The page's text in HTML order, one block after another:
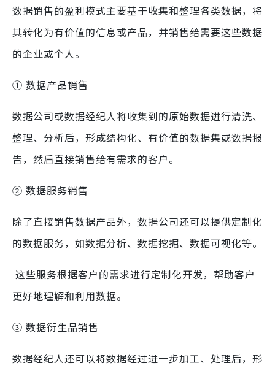
数据销售的盈利模式主要基于收集和整理各类数据，将
其转化为有价值的信息或产品，并销售给需要这些数据
的企业或个人。
① 数据产品销售
数据公司或数据经纪人将收集到的原始数据进行清洗、
整理、分析后，形成结构化、有价值的数据集或数据报
告，然后直接销售给有需求的客户。
② 数据服务销售
除了直接销售数据产品外，数据公司还可以提供定制化
的数据服务，如数据分析、数据挖掘、数据可视化等。
这些服务根据客户的需求进行定制化开发，帮助客户
更好地理解和利用数据。
③ 数据衍生品销售
数据经纪人还可以将数据经过进一步加工、处理后，形